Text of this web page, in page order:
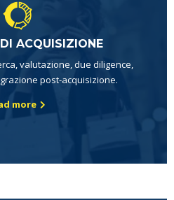
ACQUISIZIONE
valutazione, due diligence,
post-acquisizione.
more